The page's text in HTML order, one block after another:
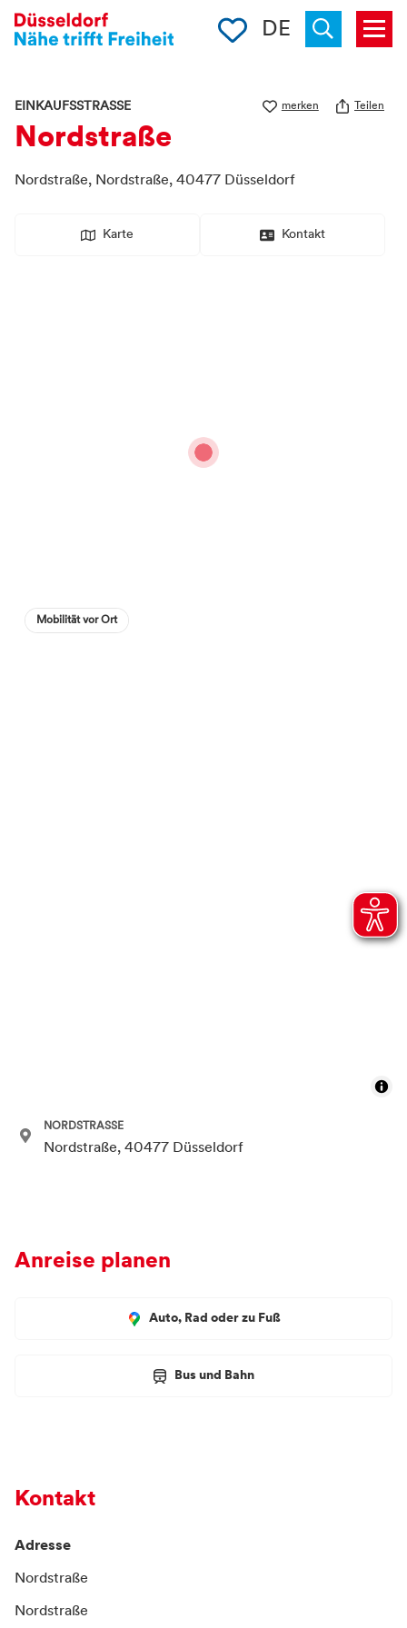
Menü
Merkliste
DE
EINKAUFSSTRASSE merken Teilen
Nordstraße
Nordstraße, Nordstraße, 40477 Düsseldorf
Karte Kontakt
Mobilität vor Ort
NORDSTRASSE
Nordstraße, 40477 Düsseldorf
Anreise planen
Auto, Rad oder zu Fuß
Bus und Bahn
Kontakt
Adresse
Nordstraße
Nordstraße